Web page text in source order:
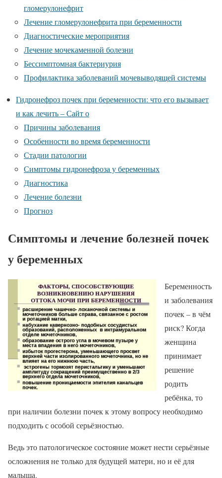
гломерулонефрит
Лечение гломерулонефрита при беременности
Диагностические мероприятия
Лечение мочекаменной болезни
Бессимптомная бактериурия
Профилактика заболеваний мочевыводящей системы
Гидронефроз почек при беременности: что его вызывает
и как лечить – Сайт о
Причины заболевания
Особенности во время беременности
Стадии патологии
Симптомы гидронефроза у беременных
Диагностика
Лечение болезни
Прогноз
Симптомы и лечение болезней почек
у беременных
Беременность
и заболевания
почек – в чём
риск? Когда
женщина
принимает
решение
родить
ребёнка, то
при наличии болезни почек к этому вопросу необходимо
подходить с особой серьёзностью.
Ведь это патологическое состояние может нести серьёзные
осложнения не только для будущей матери, но и её для
малыша.